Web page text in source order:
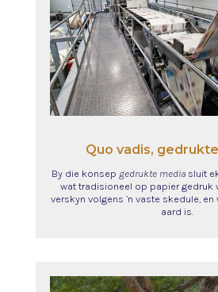
Quo vadis,
By die konsep gedrukte media sluit
wat tradisioneel op papier gedruk
verskyn volgens ’n vaste skedule, en
aard is.